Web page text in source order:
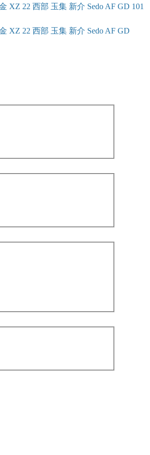
XZ 22 西部 玉集 新介 Sedo AF GD 101